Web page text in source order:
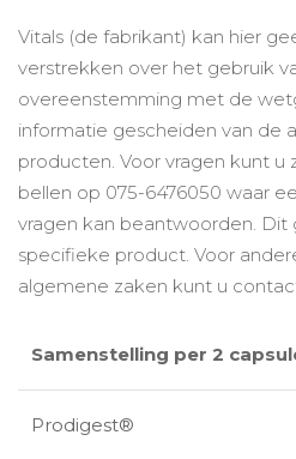
Vitals (de fabrikant) kan hier
verstrekken over het gebruik
overeenstemming met de
informatie gescheiden van de
producten. Voor vragen kunt u
bellen op 075-6476050 waar
vragen kan beantwoorden. Dit
specifieke product. Voor
algemene zaken kunt u
Samenstelling per 2
Prodigest®